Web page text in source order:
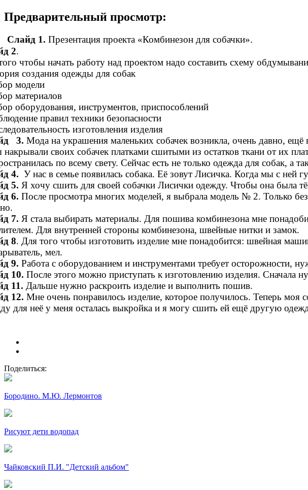
Предварительный просмотр:
Слайд 1. Презентация проекта «Комбинезон для собачки».
2.
чтобы начать работу над проектом надо составить схему
создания одежды для собак
модели
материалов
оборудования, инструментов, приспособлений
правил техники безопасности
изготовления изделия
3. Мода на украшения маленьких собачек возникла, очень давно,
своих собачек платками сшитыми из остатков ткани от их
по всему свету. Сейчас есть не только одежда для собак, а
4. У нас в семье появилась собака. Её зовут Лисичка. Когда мы с ней
5. Я хочу сшить для своей собачки Лисички одежду. Чтобы она была
6. После просмотра многих моделей, я выбрала модель № 2. Только
7. Я стала выбирать материалы. Для пошива комбинезона мне
Для внутренней стороны комбинезона, швейные нитки и замок.
8. Для того чтобы изготовить изделие мне понадобится: швейная
мел.
9. Работа с оборудованием и инструментами требует осторожности,
10. После этого можно приступать к изготовлению изделия. Сначала
11. Дальше нужно раскроить изделие и выполнить пошив.
12. Мне очень понравилось изделие, которое получилось. Теперь моя
для неё у меня осталась выкройка и я могу сшить ей ещё другую
Поделиться:
Бородино. М.Ю. Лермонтов
Рисуют дети водопад
Чайковский П.И. "Детский альбом"